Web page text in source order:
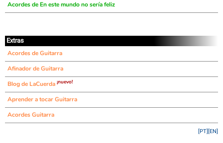
Acordes de En este mundo no sería feliz
Extras
Acordes de Guitarra
Afinador de Guitarra
Blog de LaCuerda ¡nuevo!
Aprender a tocar Guitarra
Acordes Guitarra
[EN]
[PT]